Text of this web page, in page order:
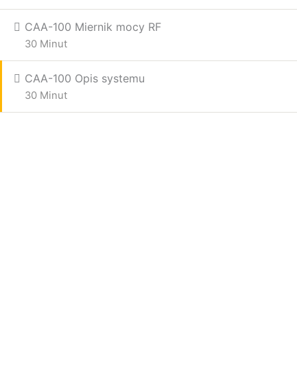
CAA-100 Miernik mocy RF
30 Minut
CAA-100 Opis systemu
30 Minut